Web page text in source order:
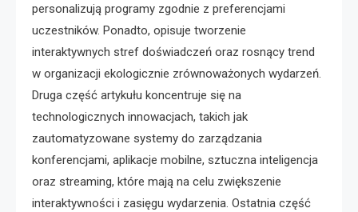
personalizują programy zgodnie z preferencjami
uczestników. Ponadto, opisuje tworzenie
interaktywnych stref doświadczeń oraz rosnący trend
w organizacji ekologicznie zrównoważonych wydarzeń.
Druga część artykułu koncentruje się na
technologicznych innowacjach, takich jak
zautomatyzowane systemy do zarządzania
konferencjami, aplikacje mobilne, sztuczna inteligencja
oraz streaming, które mają na celu zwiększenie
interaktywności i zasięgu wydarzenia. Ostatnia część